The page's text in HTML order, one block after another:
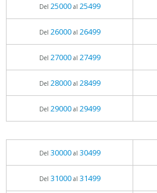
Del 25000al 25499
Del 26000al 26499
Del 27000al 27499
Del 28000al 28499
Del 29000al 29499
Del 30000al 30499
Del 31000al 31499